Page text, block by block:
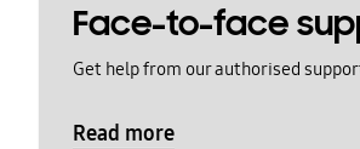
Face-to-face
Get help from our authorised
Read more